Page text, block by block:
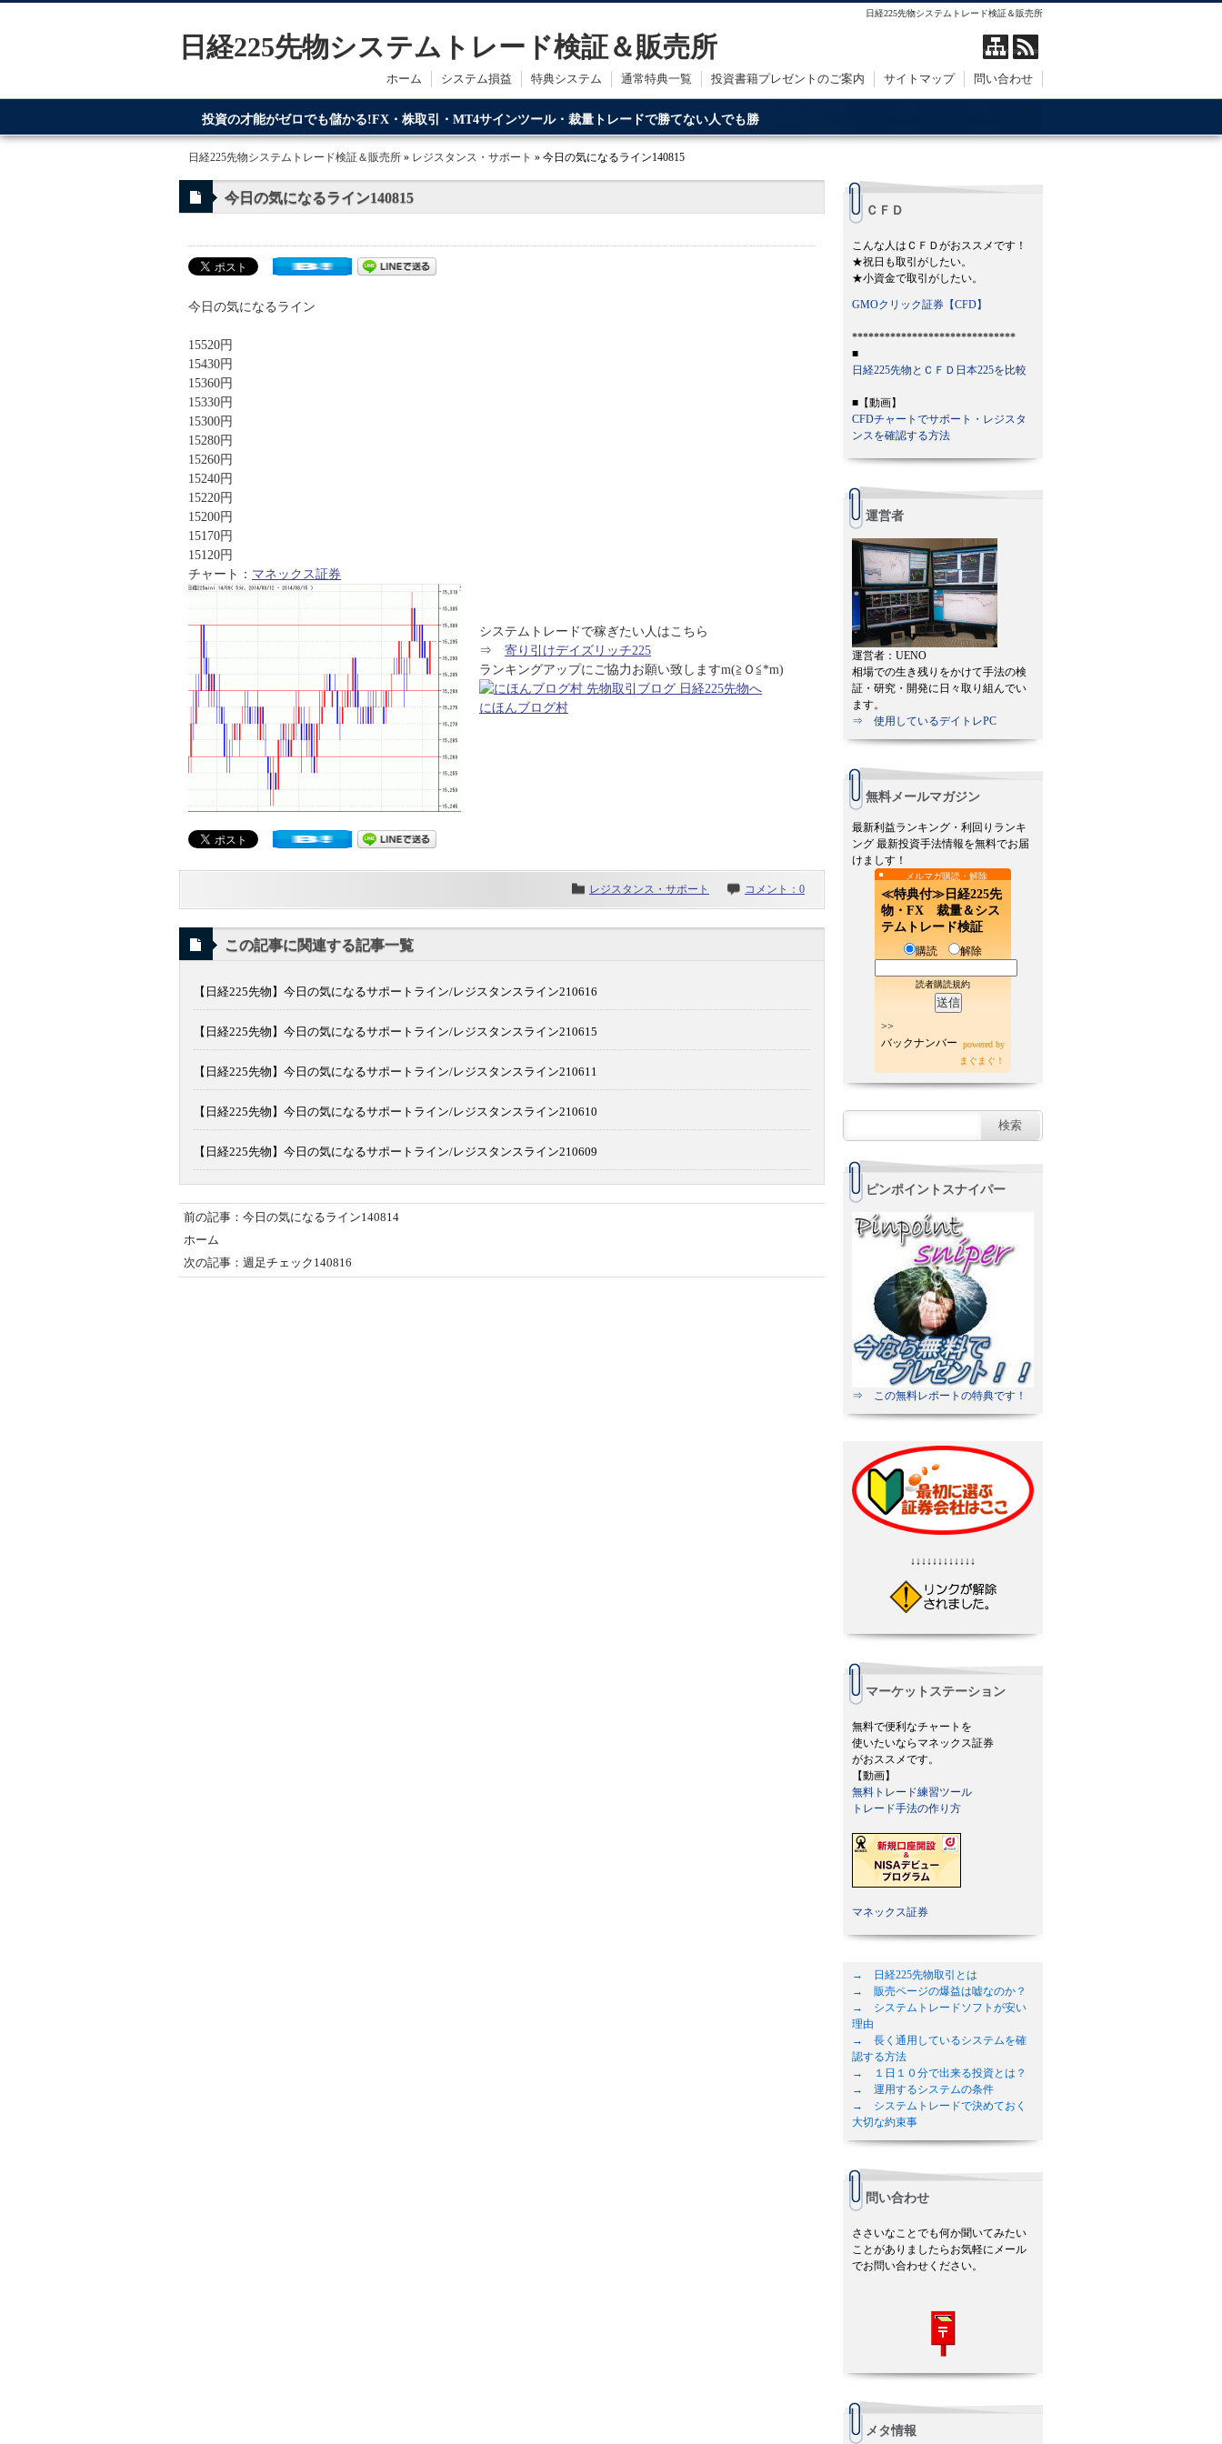
日経225先物システムトレード検証＆販売所
日経225先物システムトレード検証＆販売所
ホーム システム損益 特典システム 通常特典一覧 投資書籍プレゼントのご案内 サイトマップ 問い合わせ
投資の才能がゼロでも儲かる!FX・株取引・MT4サインツール・裁量トレードで勝てない人でも勝
てるのが日経225先物システムトレードです。
日経225先物システムトレード検証＆販売所 » レジスタンス・サポート » 今日の気になるライン140815
今日の気になるライン140815
今日の気になるライン
15520円
15430円
15360円
15330円
15300円
15280円
15260円
15240円
15220円
15200円
15170円
15120円
チャート： マネックス証券
システムトレードで稼ぎたい人はこちら
⇒ 寄り引けデイズリッチ225
ランキングアップにご協力お願い致しますm(≧Ｏ≦*m)
にほんブログ村
レジスタンス・サポート コメント：0
この記事に関連する記事一覧
【日経225先物】今日の気になるサポートライン/レジスタンスライン210616
【日経225先物】今日の気になるサポートライン/レジスタンスライン210615
【日経225先物】今日の気になるサポートライン/レジスタンスライン210611
【日経225先物】今日の気になるサポートライン/レジスタンスライン210610
【日経225先物】今日の気になるサポートライン/レジスタンスライン210609
前の記事：今日の気になるライン140814
ホーム
次の記事：週足チェック140816
ＣＦＤ
こんな人はＣＦＤがおススメです！
★祝日も取引がしたい。
★小資金で取引がしたい。
GMOクリック証券【CFD】
******************************
■
日経225先物とＣＦＤ日本225を比較
■【動画】
CFDチャートでサポート・レジスタ
ンスを確認する方法
運営者
運営者：UENO
相場での生き残りをかけて手法の検
証・研究・開発に日々取り組んでい
ます。
⇒ 使用しているデイトレPC
無料メールマガジン
最新利益ランキング・利回りランキ
ング 最新投資手法情報を無料でお届
けましす！
メルマガ購読・解除
≪特典付≫日経225先
物・FX 裁量＆シス
テムトレード検証
購読 解除
読者購読規約
>>
バックナンバー
powered by
まぐまぐ！
ピンポイントスナイパー
⇒ この無料レポートの特典です！
↓↓↓↓↓↓↓↓↓↓↓↓
マーケットステーション
無料で便利なチャートを
使いたいならマネックス証券
がおススメです。
【動画】
無料トレード練習ツール
トレード手法の作り方
マネックス証券
→ 日経225先物取引とは
→ 販売ページの爆益は嘘なのか？
→ システムトレードソフトが安い
理由
→ 長く通用しているシステムを確
認する方法
→ １日１０分で出来る投資とは？
→ 運用するシステムの条件
→ システムトレードで決めておく
大切な約束事
問い合わせ
ささいなことでも何か聞いてみたい
ことがありましたらお気軽にメール
でお問い合わせください。
メタ情報